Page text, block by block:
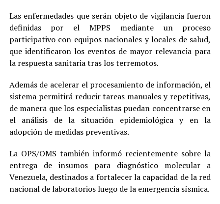
Las enfermedades que serán objeto de vigilancia fueron
definidas por el MPPS mediante un proceso
participativo con equipos nacionales y locales de salud,
que identificaron los eventos de mayor relevancia para
la respuesta sanitaria tras los terremotos.
Además de acelerar el procesamiento de información, el
sistema permitirá reducir tareas manuales y repetitivas,
de manera que los especialistas puedan concentrarse en
el análisis de la situación epidemiológica y en la
adopción de medidas preventivas.
La OPS/OMS también informó recientemente sobre la
entrega de insumos para diagnóstico molecular a
Venezuela, destinados a fortalecer la capacidad de la red
nacional de laboratorios luego de la emergencia sísmica.